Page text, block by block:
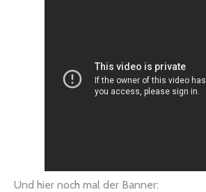
Und hier noch mal der Banner: